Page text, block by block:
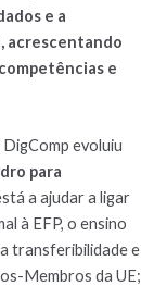
e a
acrescentando
e
DigComp evoluiu
para
a ajudar a ligar
à EFP, o ensino
transferibilidade e
Membros da UE;